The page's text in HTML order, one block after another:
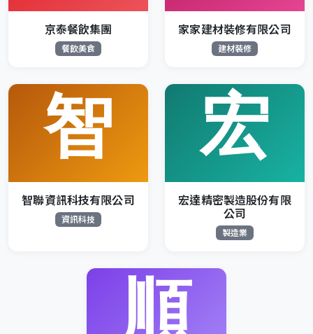
京泰餐飲集團
餐飲美食
家家建材裝修有限公司
建材裝修
智聯資訊科技有限公司
資訊科技
宏達精密製造股份有限
公司
製造業